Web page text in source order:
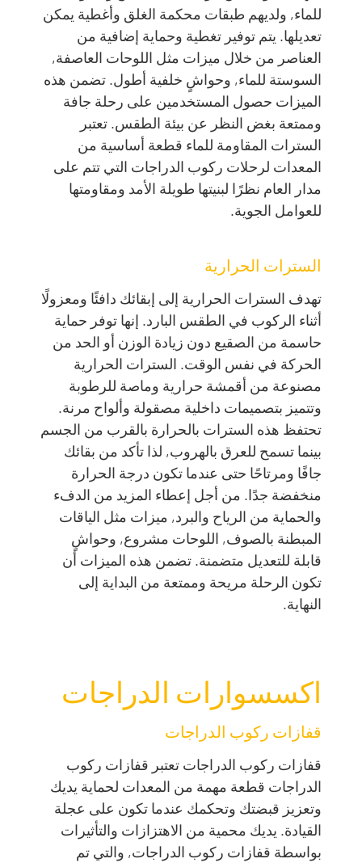
للماء, ولديهم طبقات محكمة الغلق وأغطية يمكن
تعديلها. يتم توفير تغطية وحماية إضافية من
العناصر من خلال ميزات مثل اللوحات العاصفة,
السوستة للماء, وحواشٍ خلفية أطول. تضمن هذه
الميزات حصول المستخدمين على رحلة جافة
وممتعة بغض النظر عن بيئة الطقس. تعتبر
السترات المقاومة للماء قطعة أساسية من
المعدات لرحلات ركوب الدراجات التي تتم على
مدار العام نظرًا لبنيتها طويلة الأمد ومقاومتها
للعوامل الجوية.
السترات الحرارية
تهدف السترات الحرارية إلى إبقائك دافئًا ومعزولًا
أثناء الركوب في الطقس البارد. إنها توفر حماية
حاسمة من الصقيع دون زيادة الوزن أو الحد من
الحركة في نفس الوقت. السترات الحرارية
مصنوعة من أقمشة حرارية وماصة للرطوبة
وتتميز بتصميمات داخلية مصقولة وألواح مرنة.
تحتفظ هذه السترات بالحرارة بالقرب من الجسم
بينما تسمح للعرق بالهروب, لذا تأكد من بقائك
جافًا ومرتاحًا حتى عندما تكون درجة الحرارة
منخفضة جدًا. من أجل إعطاء المزيد من الدفء
والحماية من الرياح والبرد, ميزات مثل الياقات
المبطنة بالصوف, اللوحات مشروع, وحواشٍ
قابلة للتعديل متضمنة. تضمن هذه الميزات أن
تكون الرحلة مريحة وممتعة من البداية إلى
النهاية.
اكسسوارات الدراجات
قفازات ركوب الدراجات
قفازات ركوب الدراجات تعتبر قفازات ركوب
الدراجات قطعة مهمة من المعدات لحماية يديك
وتعزيز قبضتك وتحكمك عندما تكون على عجلة
القيادة. يديك محمية من الاهتزازات والتأثيرات
بواسطة قفازات ركوب الدراجات, والتي تم